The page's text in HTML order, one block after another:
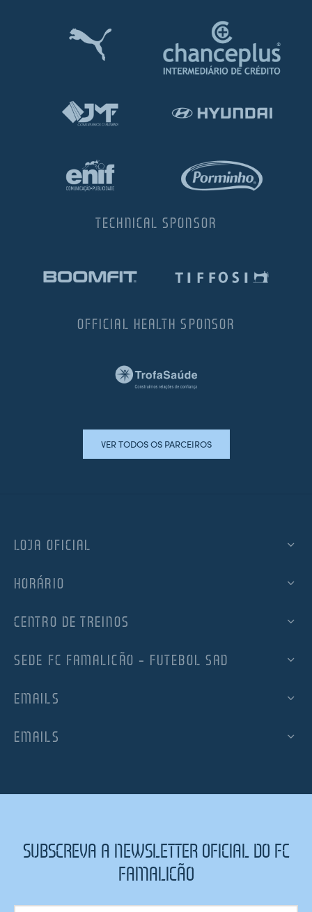
TECHNICAL SPONSOR
OFFICIAL HEALTH SPONSOR
VER TODOS OS PARCEIROS
LOJA OFICIAL
HORÁRIO
CENTRO DE TREINOS
SEDE FC FAMALICÃO – FUTEBOL SAD
EMAILS
EMAILS
SUBSCREVA A NEWSLETTER OFICIAL DO FC
FAMALICÃO